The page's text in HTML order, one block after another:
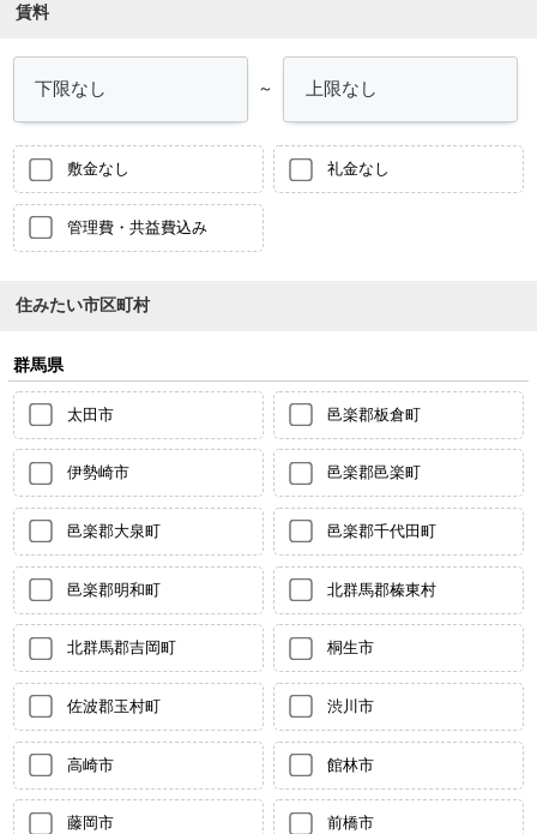
賃料
～
敷金なし 礼金なし
管理費・共益費込み
住みたい市区町村
群馬県
太田市 邑楽郡板倉町
伊勢崎市 邑楽郡邑楽町
邑楽郡大泉町 邑楽郡千代田町
邑楽郡明和町 北群馬郡榛東村
北群馬郡吉岡町 桐生市
佐波郡玉村町 渋川市
高崎市 館林市
藤岡市 前橋市